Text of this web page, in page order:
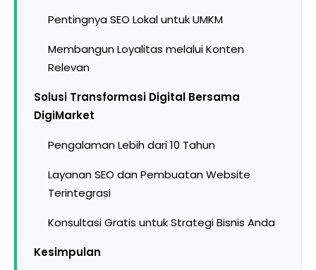
Pentingnya SEO Lokal untuk UMKM
Membangun Loyalitas melalui Konten
Relevan
Solusi Transformasi Digital Bersama
DigiMarket
Pengalaman Lebih dari 10 Tahun
Layanan SEO dan Pembuatan Website
Terintegrasi
Konsultasi Gratis untuk Strategi Bisnis Anda
Kesimpulan